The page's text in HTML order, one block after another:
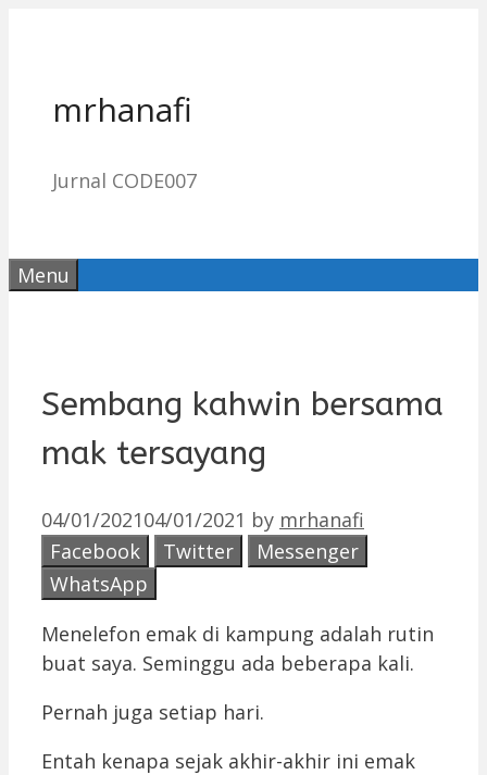
mrhanafi
Jurnal CODE007
Menu
Sembang kahwin bersama
mak tersayang
04/01/202104/01/2021 by mrhanafi
Facebook
Twitter
Messenger
WhatsApp
Menelefon emak di kampung adalah rutin
buat saya. Seminggu ada beberapa kali.
Pernah juga setiap hari.
Entah kenapa sejak akhir-akhir ini emak